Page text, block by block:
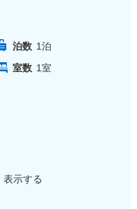
泊数 1泊
室数 1室
表示する